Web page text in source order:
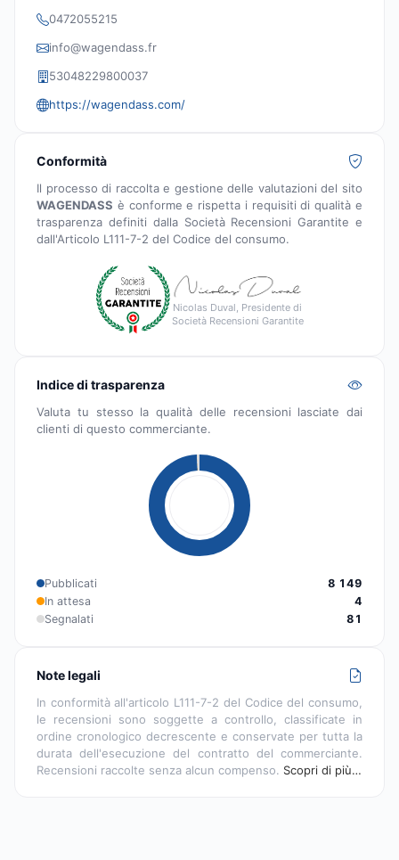
0472055215
info@wagendass.fr
53048229800037
https://wagendass.com/
Conformità
Il processo di raccolta e gestione delle valutazioni del sito
WAGENDASS è conforme e rispetta i requisiti di qualità e
trasparenza definiti dalla Società Recensioni Garantite e
dall'Articolo L111-7-2 del Codice del consumo.
Nicolas Duval, Presidente di
Società Recensioni Garantite
Indice di trasparenza
Valuta tu stesso la qualità delle recensioni lasciate dai
clienti di questo commerciante.
Pubblicati
8 149
In attesa
4
Segnalati
81
Note legali
In conformità all'articolo L111-7-2 del Codice del consumo,
le recensioni sono soggette a controllo, classificate in
ordine cronologico decrescente e conservate per tutta la
durata dell'esecuzione del contratto del commerciante.
Recensioni raccolte senza alcun compenso. Scopri di più…